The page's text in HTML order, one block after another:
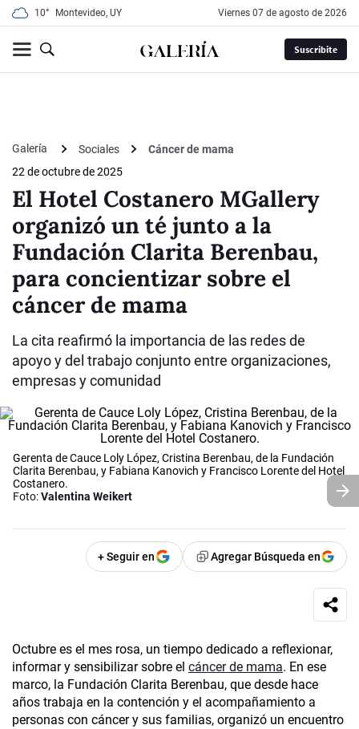
10° Montevideo, UY viernes 07 de agosto de 2026
Suscribite
Galería Sociales
Cáncer de mama
22 de octubre de 2025
El Hotel Costanero MGallery
organizó un té junto a la
Fundación Clarita Berenbau,
para concientizar sobre el
cáncer de mama
La cita reafirmó la importancia de las redes de
apoyo y del trabajo conjunto entre organizaciones,
empresas y comunidad
Gerenta de Cauce Loly López, Cristina Berenbau, de la Fundación
Clarita Berenbau, y Fabiana Kanovich y Francisco Lorente del Hotel
Costanero.
Foto:Valentina Weikert
+ Seguir en Agregar Búsqueda en
Octubre es el mes rosa, un tiempo dedicado a reflexionar,
informar y sensibilizar sobre el cáncer de mama. En ese
marco, la Fundación Clarita Berenbau, que desde hace
años trabaja en la contención y el acompañamiento a
personas con cáncer y sus familias, organizó un encuentro